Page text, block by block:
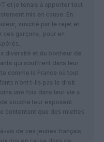
et je tenais à apporter tout
mis en cause. En
suscité par le rejet et
ces garçons, pour en
diversité et du bonheur de
qui souffrent dans leur
comme la France où tout
n’ont t-ils pas le droit
une fois dans leur vie a
souche leur exposent
contentent que des miettes
vis de ces jeunes français